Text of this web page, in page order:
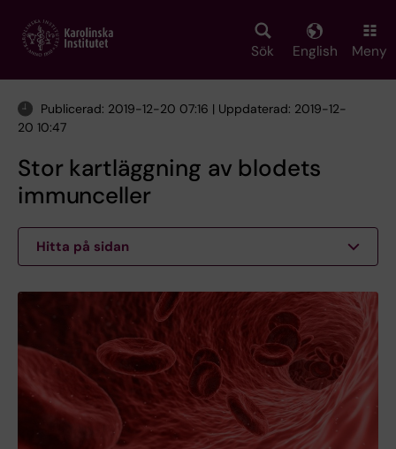
main
Sök English Meny
Publicerad: 2019-12-20 07:16 | Uppdaterad: 2019-12-
20 10:47
Stor kartläggning av blodets
immunceller
Hitta på sidan